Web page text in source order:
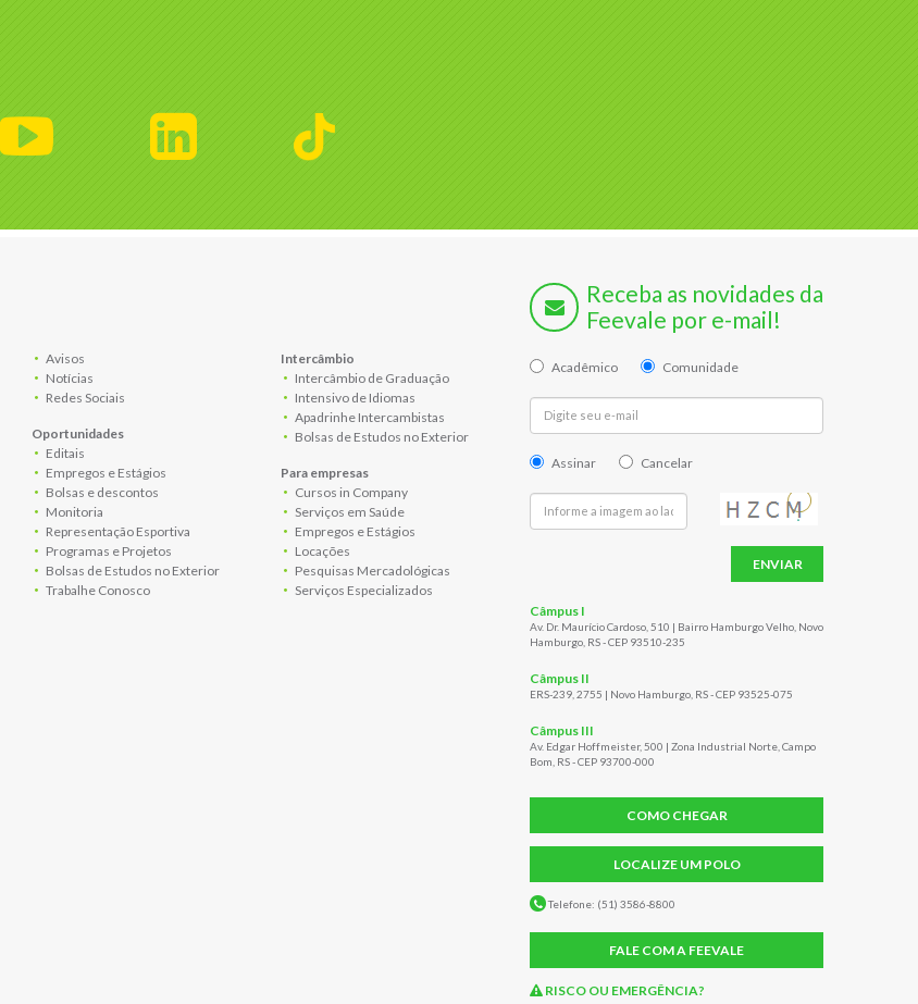
Avisos
Notícias
Redes Sociais
Oportunidades
Editais
Empregos e Estágios
Bolsas e descontos
Monitoria
Representação Esportiva
Programas e Projetos
Bolsas de Estudos no Exterior
Trabalhe Conosco
Intercâmbio
Intercâmbio de Graduação
Intensivo de Idiomas
Apadrinhe Intercambistas
Bolsas de Estudos no Exterior
Para empresas
Cursos in Company
Serviços em Saúde
Empregos e Estágios
Locações
Pesquisas Mercadológicas
Serviços Especializados
Receba as novidades da
Feevale por e-mail!
Acadêmico Comunidade
Assinar Cancelar
ENVIAR
Câmpus I
Av. Dr. Maurício Cardoso, 510 | Bairro Hamburgo Velho, Novo
Hamburgo, RS - CEP 93510-235
Câmpus II
ERS-239, 2755 | Novo Hamburgo, RS - CEP 93525-075
Câmpus III
Av. Edgar Hoffmeister, 500 | Zona Industrial Norte, Campo
Bom, RS - CEP 93700-000
COMO CHEGAR
LOCALIZE UM POLO
Telefone: (51) 3586-8800
FALE COM A FEEVALE
RISCO OU EMERGÊNCIA?